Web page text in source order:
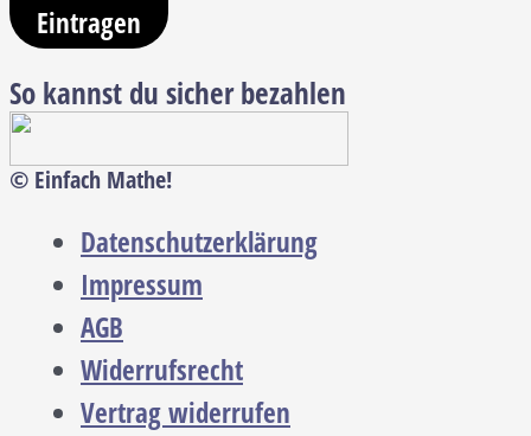
Eintragen
So kannst du sicher bezahlen
© Einfach Mathe!
Datenschutzerklärung
Impressum
AGB
Widerrufsrecht
Vertrag widerrufen